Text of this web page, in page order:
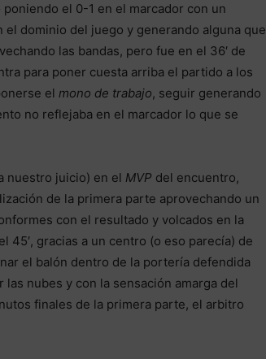
el 0-1 en el marcador con un
el dominio del juego y generando alguna que
las bandas, pero fue en el 36′ de
para poner cuesta arriba el partido a los
el mono de trabajo, seguir generando
no reflejaba en el marcador lo que se
nuestro juicio) en el MVP del encuentro,
de la primera parte aprovechando un
con el resultado y volcados en la
gracias a un centro (o eso parecía) de
el balón dentro de la portería defendida
las nubes y con la sensación amarga del
finales de la primera parte, el arbitro